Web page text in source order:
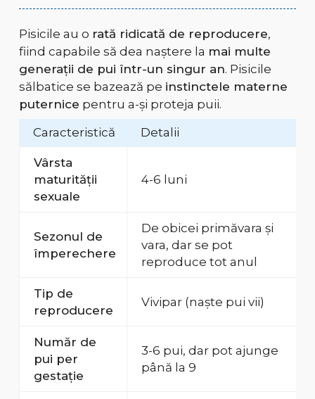
Pisicile au o rată ridicată de reproducere,
fiind capabile să dea naștere la mai multe
generații de pui într-un singur an. Pisicile
sălbatice se bazează pe instinctele materne
puternice pentru a-și proteja puii.
Caracteristică
Detalii
Vârsta
maturității
sexuale
4-6 luni
Sezonul de
împerechere
De obicei primăvara și
vara, dar se pot
reproduce tot anul
Tip de
reproducere
Vivipar (naște pui vii)
Număr de
pui per
gestație
3-6 pui, dar pot ajunge
până la 9